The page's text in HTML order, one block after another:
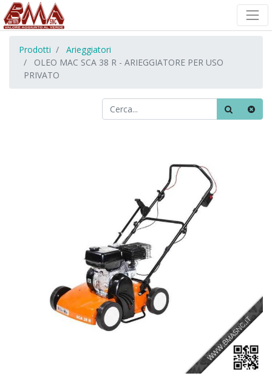
Prodotti
Arieggiatori
OLEO MAC SCA 38 R - ARIEGGIATORE PER USO
PRIVATO